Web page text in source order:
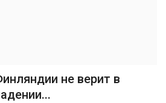
не верит в